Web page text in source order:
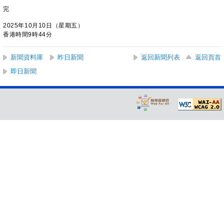
完
2025年10月10日（星期五）
香港時間9時44分
新聞資料庫 昨日新聞 返回新聞列表
返回頁首
即日新聞